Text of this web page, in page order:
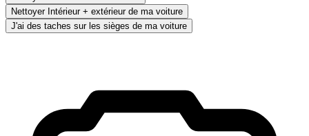
Nettoyer Intérieur + extérieur de ma voiture
J'ai des taches sur les sièges de ma voiture